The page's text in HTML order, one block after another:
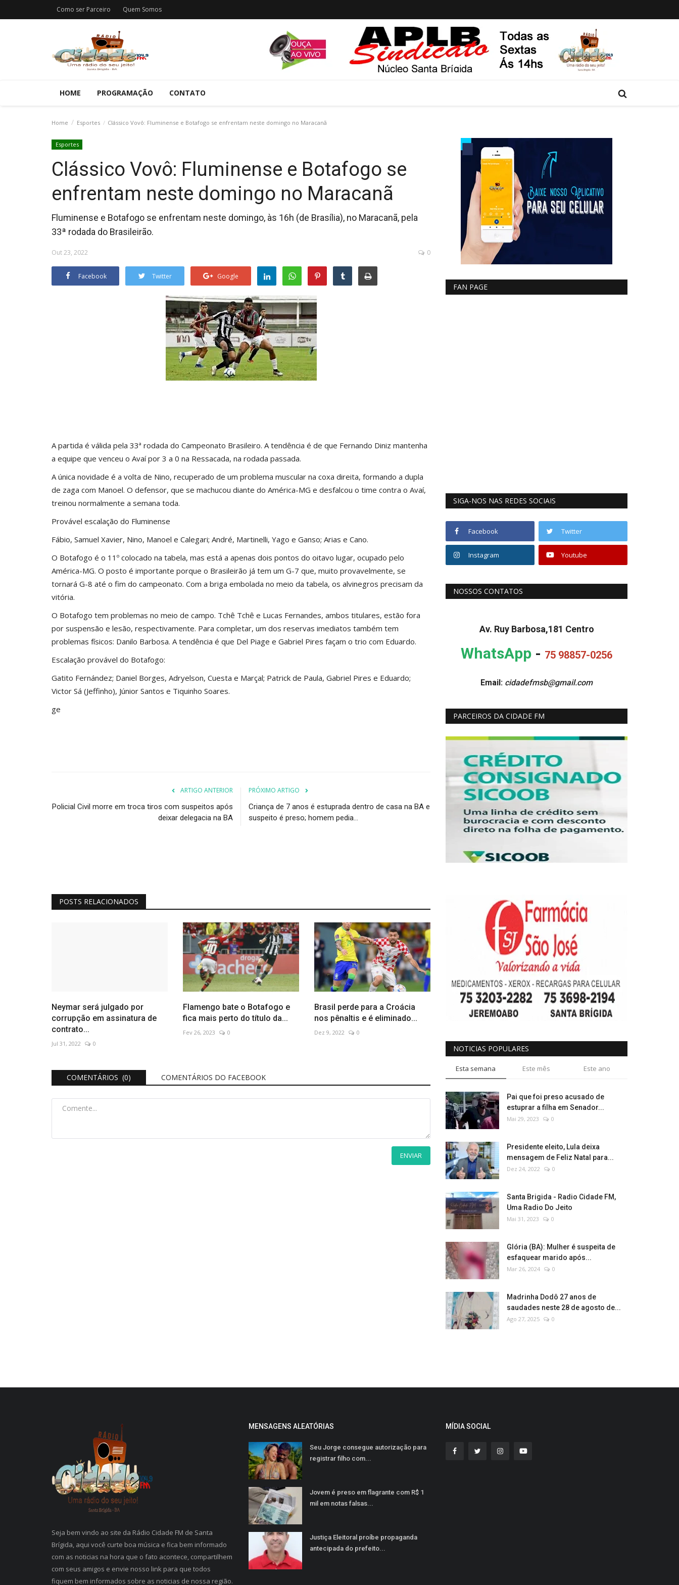
Como ser Parceiro Quem Somos
HOME PROGRAMAÇÃO CONTATO
Home Esportes Clássico Vovô: Fluminense e Botafogo se enfrentam neste domingo no Maracanã
Esportes
Clássico Vovô: Fluminense e Botafogo se
enfrentam neste domingo no Maracanã
Fluminense e Botafogo se enfrentam neste domingo, às 16h (de Brasília), no Maracanã, pela
33ª rodada do Brasileirão.
Out 23, 2022 0
Facebook Twitter Google
A partida é válida pela 33ª rodada do Campeonato Brasileiro. A tendência é de que Fernando Diniz mantenha
a equipe que venceu o Avaí por 3 a 0 na Ressacada, na rodada passada.
A única novidade é a volta de Nino, recuperado de um problema muscular na coxa direita, formando a dupla
de zaga com Manoel. O defensor, que se machucou diante do América-MG e desfalcou o time contra o Avaí,
treinou normalmente a semana toda.
Provável escalação do Fluminense
Fábio, Samuel Xavier, Nino, Manoel e Calegari; André, Martinelli, Yago e Ganso; Arias e Cano.
O Botafogo é o 11º colocado na tabela, mas está a apenas dois pontos do oitavo lugar, ocupado pelo
América-MG. O posto é importante porque o Brasileirão já tem um G-7 que, muito provavelmente, se
tornará G-8 até o fim do campeonato. Com a briga embolada no meio da tabela, os alvinegros precisam da
vitória.
O Botafogo tem problemas no meio de campo. Tchê Tchê e Lucas Fernandes, ambos titulares, estão fora
por suspensão e lesão, respectivamente. Para completar, um dos reservas imediatos também tem
problemas físicos: Danilo Barbosa. A tendência é que Del Piage e Gabriel Pires façam o trio com Eduardo.
Escalação provável do Botafogo:
Gatito Fernández; Daniel Borges, Adryelson, Cuesta e Marçal; Patrick de Paula, Gabriel Pires e Eduardo;
Victor Sá (Jeffinho), Júnior Santos e Tiquinho Soares.
ge
ARTIGO ANTERIOR
Policial Civil morre em troca tiros com suspeitos após
deixar delegacia na BA
PRÓXIMO ARTIGO
Criança de 7 anos é estuprada dentro de casa na BA e
suspeito é preso; homem pedia...
POSTS RELACIONADOS
Neymar será julgado por
corrupção em assinatura de
contrato...
Jul 31, 2022 0
Flamengo bate o Botafogo e
fica mais perto do título da...
Fev 26, 2023 0
Brasil perde para a Croácia
nos pênaltis e é eliminado...
Dez 9, 2022 0
COMENTÁRIOS (0) COMENTÁRIOS DO FACEBOOK
ENVIAR
FAN PAGE
SIGA-NOS NAS REDES SOCIAIS
Facebook Twitter
Instagram Youtube
NOSSOS CONTATOS
Av. Ruy Barbosa,181 Centro
WhatsApp - 75 98857-0256
Email: cidadefmsb@gmail.com
PARCEIROS DA CIDADE FM
NOTICIAS POPULARES
Esta semana Este mês Este ano
Pai que foi preso acusado de
estuprar a filha em Senador...
Mai 29, 2023 0
Presidente eleito, Lula deixa
mensagem de Feliz Natal para...
Dez 24, 2022 0
Santa Brigida - Radio Cidade FM,
Uma Radio Do Jeito
Mai 31, 2023 0
Glória (BA): Mulher é suspeita de
esfaquear marido após...
Mar 26, 2024 0
Madrinha Dodô 27 anos de
saudades neste 28 de agosto de...
Ago 27, 2025 0
Seja bem vindo ao site da Rádio Cidade FM de Santa
Brígida, aqui você curte boa música e fica bem informado
com as noticias na hora que o fato acontece, compartilhem
com seus amigos e envie nosso link para que todos
fiquem bem informados sobre as noticias de nossa região.
MENSAGENS ALEATÓRIAS
Seu Jorge consegue autorização para
registrar filho com...
Jovem é preso em flagrante com R$ 1
mil em notas falsas...
Justiça Eleitoral proíbe propaganda
antecipada do prefeito...
MÍDIA SOCIAL